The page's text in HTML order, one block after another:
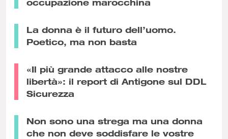
occupazione marocchina
La donna è il futuro dell’uomo.
Poetico, ma non basta
«Il più grande attacco alle nostre
libertà»: il report di Antigone sul DDL
Sicurezza
Non sono una strega ma una donna
che non deve soddisfare le vostre